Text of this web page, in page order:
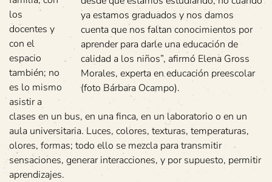
ya estamos graduados y nos damos
cuenta que nos faltan conocimientos por
aprender para darle una educación de
calidad a los niños”, afirmó Elena Gross
Morales, experta en educación preescolar
(foto Bárbara Ocampo).
los
docentes y
con el
espacio
también; no
es lo mismo
asistir a
clases en un bus, en una finca, en un laboratorio o en un
aula universitaria. Luces, colores, texturas, temperaturas,
olores, formas; todo ello se mezcla para transmitir
sensaciones, generar interacciones, y por supuesto, permitir
aprendizajes.